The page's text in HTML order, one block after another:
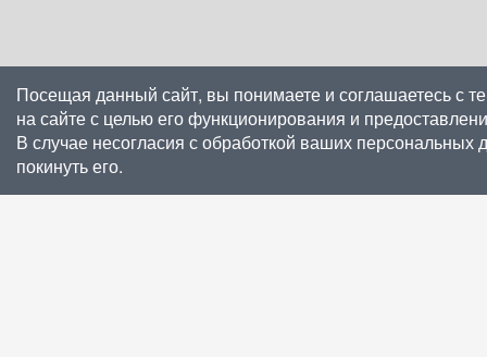
Посещая данный сайт, вы понимаете и соглашаетесь с
на сайте с целью его функционирования и
В случае несогласия с обработкой ваших
покинуть его.